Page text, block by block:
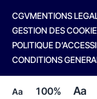
Aa 100% Aa
CGVMENTIONS
GESTION DES
POLITIQUE
CONDITIONS